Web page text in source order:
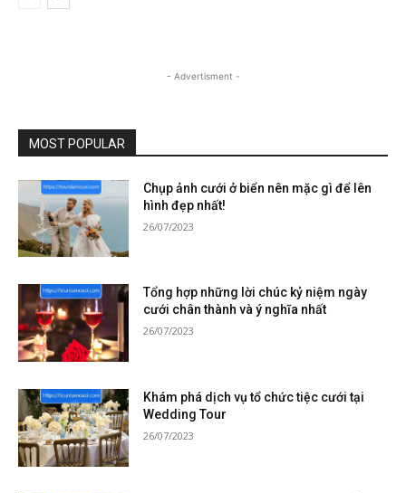
- Advertisment -
MOST POPULAR
Chụp ảnh cưới ở biển nên mặc gì để lên
hình đẹp nhất!
26/07/2023
Tổng hợp những lời chúc kỷ niệm ngày
cưới chân thành và ý nghĩa nhất
26/07/2023
Khám phá dịch vụ tổ chức tiệc cưới tại
Wedding Tour
26/07/2023